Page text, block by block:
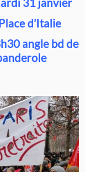
d’Italie
angle bd de